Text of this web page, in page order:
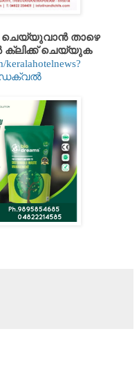
താഴെ
ക്ലിക്ക് ചെയ്യുക
keralahotelnews?